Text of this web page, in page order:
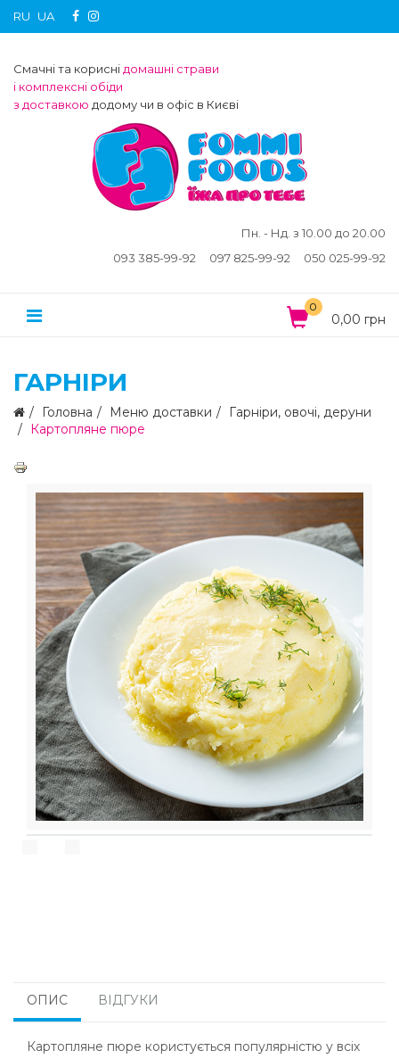
RU UA
Смачні та корисні домашні страви
і комплексні обіди
з доставкою додому чи в офіс в Києві
Пн. - Нд. з 10.00 до 20.00
093 385-99-92
097 825-99-92 050 025-99-92
0
0,00 грн
ГАРНІРИ
Головна Меню доставки
Гарніри, овочі, деруни
Картопляне пюре
ОПИС ВІДГУКИ
Картопляне пюре користується популярністю у всіх